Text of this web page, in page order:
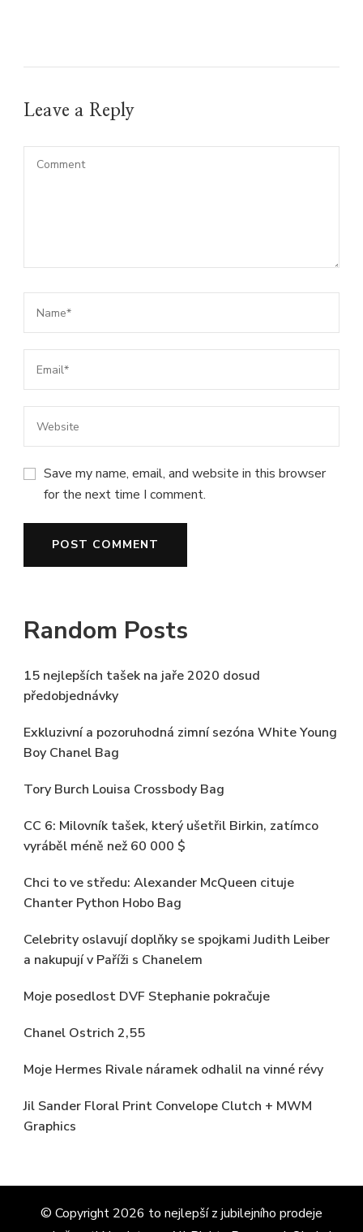
Leave a Reply
Save my name, email, and website in this browser
for the next time I comment.
Random Posts
15 nejlepších tašek na jaře 2020 dosud
předobjednávky
Exkluzivní a pozoruhodná zimní sezóna White Young
Boy Chanel Bag
Tory Burch Louisa Crossbody Bag
CC 6: Milovník tašek, který ušetřil Birkin, zatímco
vyráběl méně než 60 000 $
Chci to ve středu: Alexander McQueen cituje
Chanter Python Hobo Bag
Celebrity oslavují doplňky se spojkami Judith Leiber
a nakupují v Paříži s Chanelem
Moje posedlost DVF Stephanie pokračuje
Chanel Ostrich 2,55
Moje Hermes Rivale náramek odhalil na vinné révy
Jil Sander Floral Print Convelope Clutch + MWM
Graphics
© Copyright 2026 to nejlepší z jubilejního prodeje